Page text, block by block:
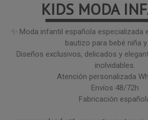
KIDS MODA
✨ Moda infantil española especializada
bautizo para bebé niña
Diseños exclusivos, delicados y
inolvidables.
Atención personalizada
Envíos 48/72h
Fabricación